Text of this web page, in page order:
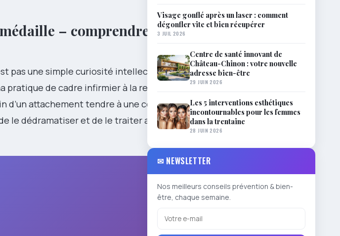
– comprendre
pas une simple curiosité intellectuelle
pratique de cadre infirmier à la retraite,
d’un attachement tendre à une colère
le dédramatiser et de le traiter avec
Visage gonflé après un laser : comment
dégonfler vite et bien récupérer
3 JUIL 2026
Centre de santé innovant de
Château-Chinon : votre nouvelle
adresse bien-être
29 JUIN 2026
Les 5 interventions esthétiques
incontournables pour les femmes
dans la trentaine
28 JUIN 2026
✉ NEWSLETTER
Nos meilleurs conseils prévention & bien-
être, chaque semaine.